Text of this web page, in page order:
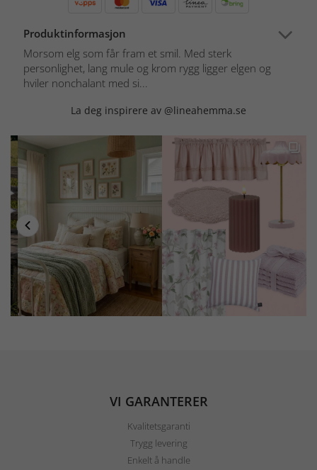
Produktinformasjon
Morsom elg som får fram et smil. Med sterk
personlighet, lang mule og krom rygg ligger elgen og
hviler nonchalant med si...
La deg inspirere av @lineahemma.se
VI GARANTERER
Kvalitetsgaranti
Trygg levering
Enkelt å handle